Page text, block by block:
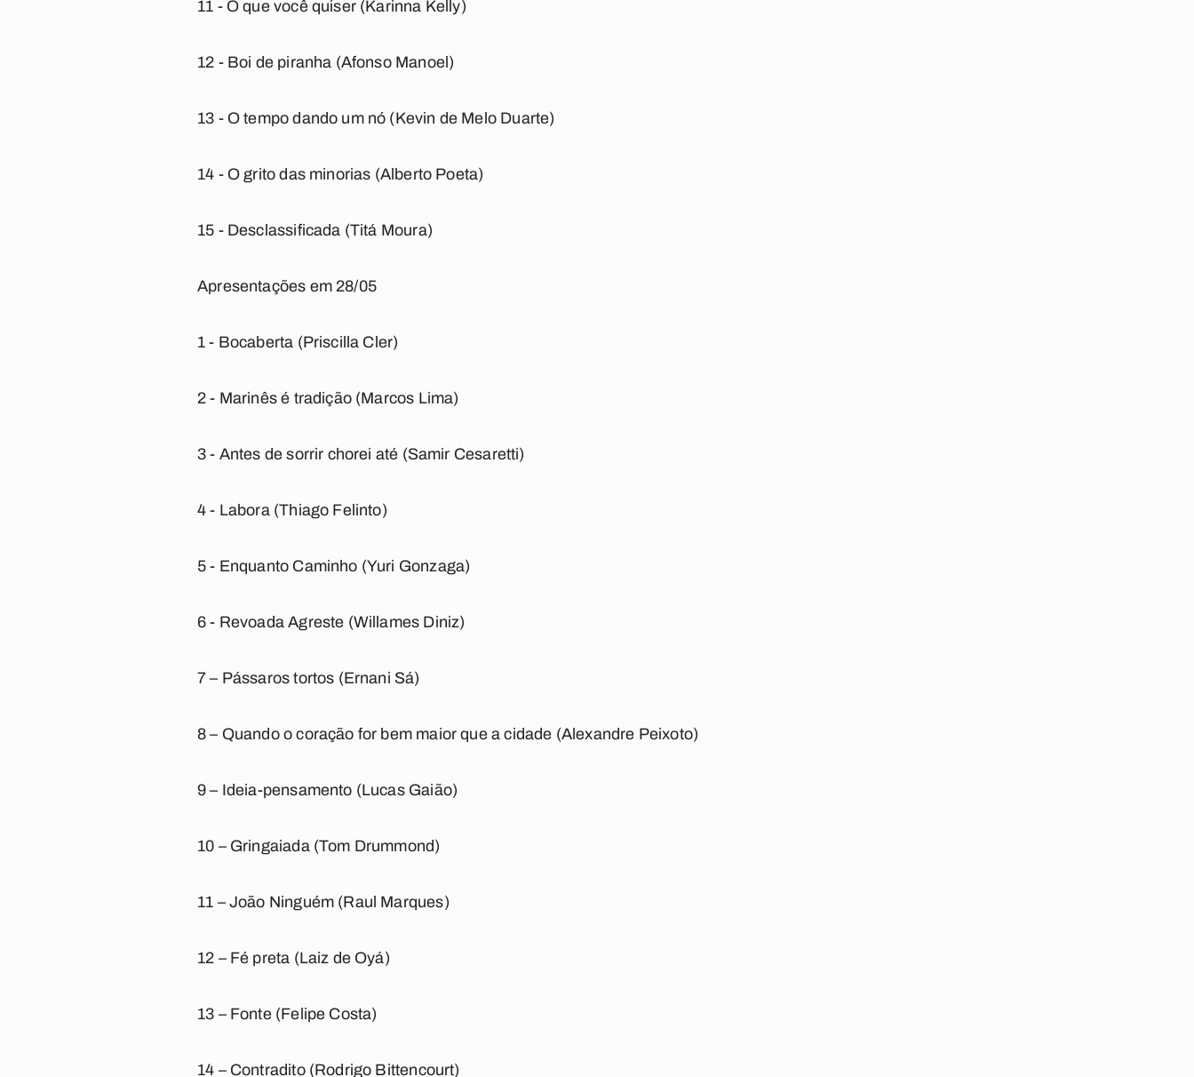
11 - O que você quiser (Karinna Kelly)
12 - Boi de piranha (Afonso Manoel)
13 - O tempo dando um nó (Kevin de Melo Duarte)
14 - O grito das minorias (Alberto Poeta)
15 - Desclassificada (Titá Moura)
Apresentações em 28/05
1 - Bocaberta (Priscilla Cler)
2 - Marinês é tradição (Marcos Lima)
3 - Antes de sorrir chorei até (Samir Cesaretti)
4 - Labora (Thiago Felinto)
5 - Enquanto Caminho (Yuri Gonzaga)
6 - Revoada Agreste (Willames Diniz)
7 – Pássaros tortos (Ernani Sá)
8 – Quando o coração for bem maior que a cidade (Alexandre Peixoto)
9 – Ideia-pensamento (Lucas Gaião)
10 – Gringaiada (Tom Drummond)
11 – João Ninguém (Raul Marques)
12 – Fé preta (Laiz de Oyá)
13 – Fonte (Felipe Costa)
14 – Contradito (Rodrigo Bittencourt)